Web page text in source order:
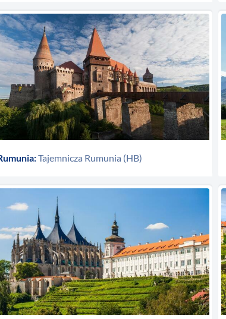
Tajemnicza Rumunia (HB)